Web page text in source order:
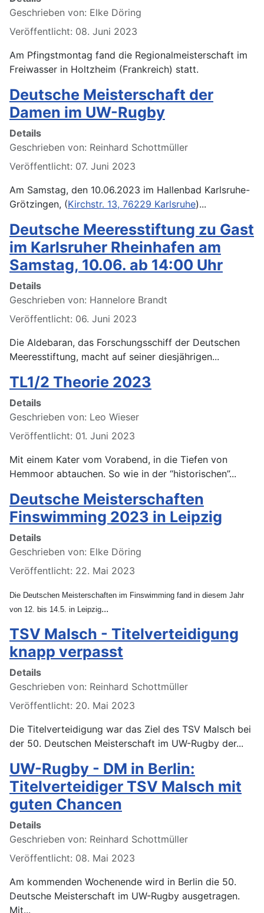
Geschrieben von: Elke Döring
Veröffentlicht: 08. Juni 2023
Am Pfingstmontag fand die Regionalmeisterschaft im
Freiwasser in Holtzheim (Frankreich) statt.
Deutsche Meisterschaft der
Damen im UW-Rugby
Details
Geschrieben von: Reinhard Schottmüller
Veröffentlicht: 07. Juni 2023
Am Samstag, den 10.06.2023 im Hallenbad Karlsruhe-
Grötzingen, (Kirchstr. 13, 76229 Karlsruhe)...
Deutsche Meeresstiftung zu Gast
im Karlsruher Rheinhafen am
Samstag, 10.06. ab 14:00 Uhr
Details
Geschrieben von: Hannelore Brandt
Veröffentlicht: 06. Juni 2023
Die Aldebaran, das Forschungsschiff der Deutschen
Meeresstiftung, macht auf seiner diesjährigen...
TL1/2 Theorie 2023
Details
Geschrieben von: Leo Wieser
Veröffentlicht: 01. Juni 2023
Mit einem Kater vom Vorabend, in die Tiefen von
Hemmoor abtauchen. So wie in der “historischen”...
Deutsche Meisterschaften
Finswimming 2023 in Leipzig
Details
Geschrieben von: Elke Döring
Veröffentlicht: 22. Mai 2023
Die Deutschen Meisterschaften im Finswimming fand in diesem Jahr
von 12. bis 14.5. in Leipzig...
TSV Malsch - Titelverteidigung
knapp verpasst
Details
Geschrieben von: Reinhard Schottmüller
Veröffentlicht: 20. Mai 2023
Die Titelverteidigung war das Ziel des TSV Malsch bei
der 50. Deutschen Meisterschaft im UW-Rugby der...
UW-Rugby - DM in Berlin:
Titelverteidiger TSV Malsch mit
guten Chancen
Details
Geschrieben von: Reinhard Schottmüller
Veröffentlicht: 08. Mai 2023
Am kommenden Wochenende wird in Berlin die 50.
Deutsche Meisterschaft im UW-Rugby ausgetragen.
Mit...